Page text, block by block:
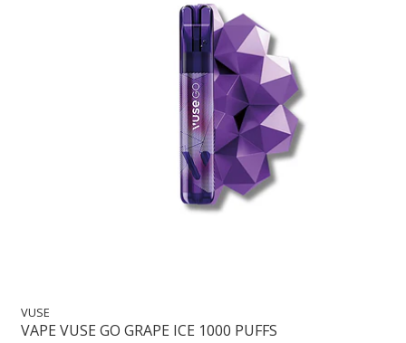
VUSE
VAPE VUSE GO GRAPE ICE 1000 PUFFS